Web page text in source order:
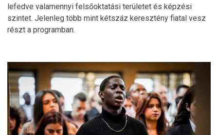
lefedve valamennyi felsőoktatási területet és képzési
szintet. Jelenleg több mint kétszáz keresztény fiatal vesz
részt a programban.